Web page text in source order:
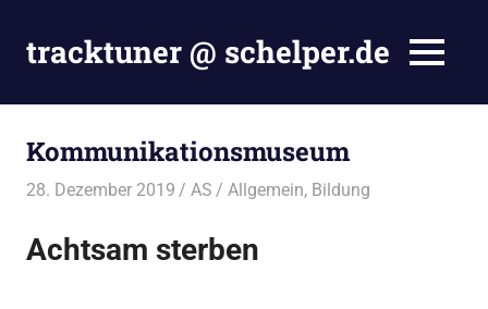
Inhalt
springen
tracktuner @ schelper.de
my
oyster
Hahahaha.
MENÜ
Kommunikationsmuseum
28. Dezember 2019 AS Allgemein, Bildung
Achtsam sterben